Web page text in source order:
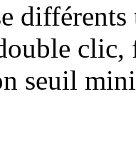
clic,
seuil